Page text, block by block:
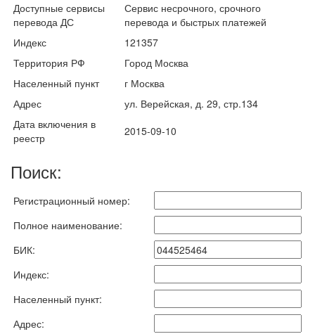
Доступные сервисы
перевода ДС
Сервис несрочного, срочного
перевода и быстрых платежей
Индекс
121357
Территория РФ
Город Москва
Населенный пункт
г Москва
Адрес
ул. Верейская, д. 29, стр.134
Дата включения в
реестр
2015-09-10
Поиск:
Регистрационный номер:
Полное наименование:
БИК:
Индекс:
Населенный пункт:
Адрес: